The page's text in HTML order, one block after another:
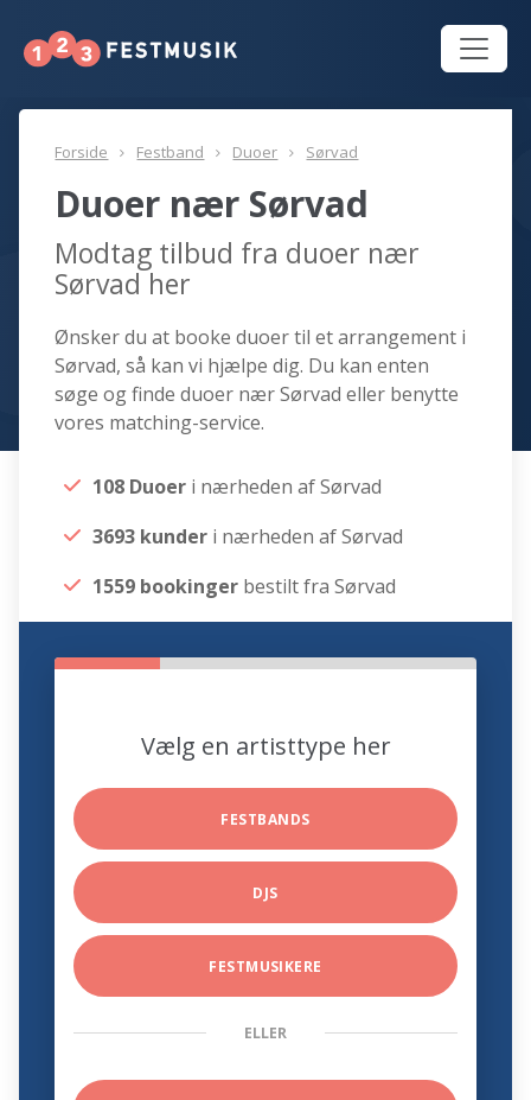
Forside Festband Duoer Sørvad
Duoer nær Sørvad
Modtag tilbud fra duoer nær
Sørvad her
Ønsker du at booke duoer til et arrangement i
Sørvad, så kan vi hjælpe dig. Du kan enten
søge og finde duoer nær Sørvad eller benytte
vores matching-service.
108 Duoer i nærheden af Sørvad
3693 kunder i nærheden af Sørvad
1559 bookinger bestilt fra Sørvad
Vælg en artisttype her
FESTBANDS
DJS
FESTMUSIKERE
ELLER